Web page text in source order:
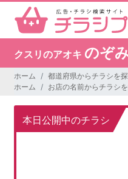
クスリのアオキ のぞ
ホーム 都道府県からチラシを
ホーム
お店の名前からチラシ
本日公開中のチラシ